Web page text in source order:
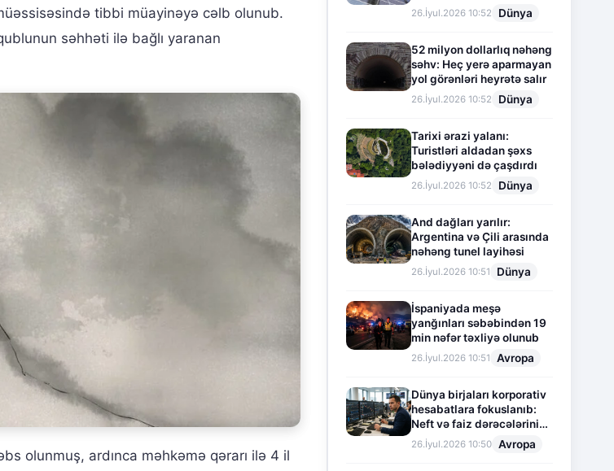
tibbi müayinəyə cəlb olunub.
səhhəti ilə bağlı yaranan
olunmuş, ardınca məhkəmə qərarı ilə 4 il
26.İyul.2026 10:52 Dünya
52 milyon dollarlıq nəhəng
səhv: Heç yerə aparmayan
yol görənləri heyrətə salır
26.İyul.2026 10:52 Dünya
Tarixi ərazi yalanı:
Turistləri aldadan şəxs
bələdiyyəni də çaşdırdı
26.İyul.2026 10:52 Dünya
And dağları yarılır:
Argentina və Çili arasında
nəhəng tunel layihəsi
26.İyul.2026 10:51 Dünya
İspaniyada meşə
yanğınları səbəbindən 19
min nəfər təxliyə olunub
26.İyul.2026 10:51 Avropa
Dünya birjaları korporativ
hesabatlara fokuslanıb:
Neft və faiz dərəcələrinin
təsiri altında cari vəziyyət
26.İyul.2026 10:50 Avropa